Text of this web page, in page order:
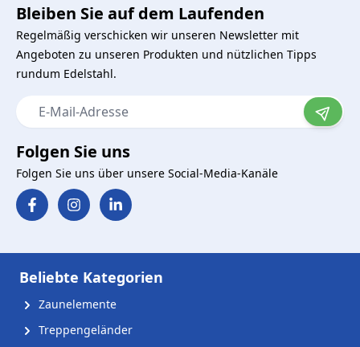
Bleiben Sie auf dem Laufenden
Regelmäßig verschicken wir unseren Newsletter mit
Angeboten zu unseren Produkten und nützlichen Tipps
rundum Edelstahl.
E-Mail-Adresse
Folgen Sie uns
Folgen Sie uns über unsere Social-Media-Kanäle
Beliebte Kategorien
Zaunelemente
Treppengeländer